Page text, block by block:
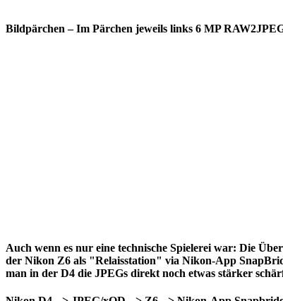
Bildpärchen – Im Pärchen jeweils links 6 MP
Auch wenn es nur eine technische Spielerei war: Die
der Nikon Z6 als "Relaisstation" via Nikon-App
man in der D4 die JPEGs direkt noch etwas stärker